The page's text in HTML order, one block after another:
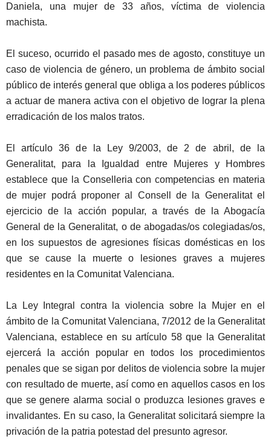
Daniela, una mujer de 33 años, víctima de violencia
machista.
El suceso, ocurrido el pasado mes de agosto, constituye un
caso de violencia de género, un problema de ámbito social
público de interés general que obliga a los poderes públicos
a actuar de manera activa con el objetivo de lograr la plena
erradicación de los malos tratos.
El artículo 36 de la Ley 9/2003, de 2 de abril, de la
Generalitat, para la Igualdad entre Mujeres y Hombres
establece que la Conselleria con competencias en materia
de mujer podrá proponer al Consell de la Generalitat el
ejercicio de la acción popular, a través de la Abogacía
General de la Generalitat, o de abogadas/os colegiadas/os,
en los supuestos de agresiones físicas domésticas en los
que se cause la muerte o lesiones graves a mujeres
residentes en la Comunitat Valenciana.
La Ley Integral contra la violencia sobre la Mujer en el
ámbito de la Comunitat Valenciana, 7/2012 de la Generalitat
Valenciana, establece en su artículo 58 que la Generalitat
ejercerá la acción popular en todos los procedimientos
penales que se sigan por delitos de violencia sobre la mujer
con resultado de muerte, así como en aquellos casos en los
que se genere alarma social o produzca lesiones graves e
invalidantes. En su caso, la Generalitat solicitará siempre la
privación de la patria potestad del presunto agresor.